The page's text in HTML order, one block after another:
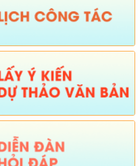
tác phổ biến, giáo dục pháp luật 6
địa bàn xã Sì Lở Lầu)
Hội nghị tổng kết năm học 2025-
năm học 2026-2027)
- Ngày hiệu lực: (24/07/2026)